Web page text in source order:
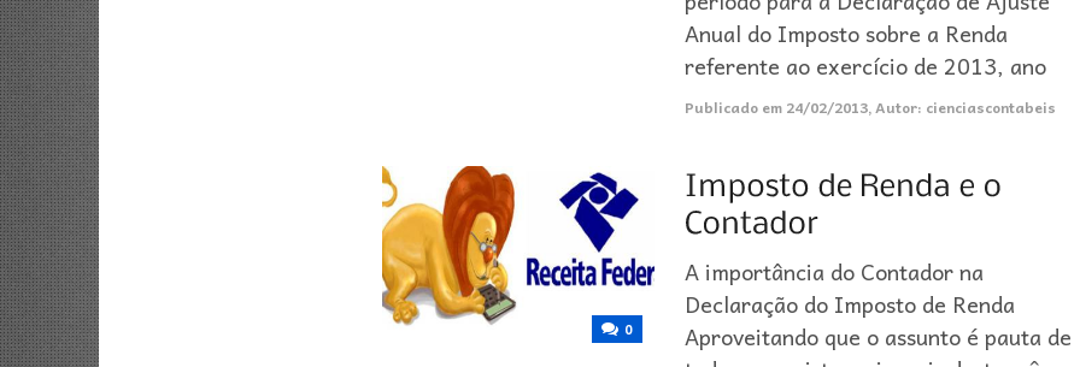
Anual do Imposto sobre a Renda
referente ao exercício de 2013, ano
Publicado em 24/02/2013,Autor: cienciascontabeis
0
A importância do Contador na
Declaração do Imposto de Renda
Aproveitando que o assunto é pauta de